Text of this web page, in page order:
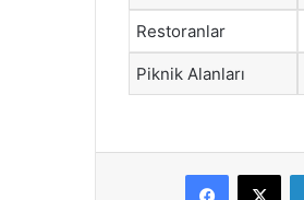
Restoranlar
Piknik Alanları
Facebook
X